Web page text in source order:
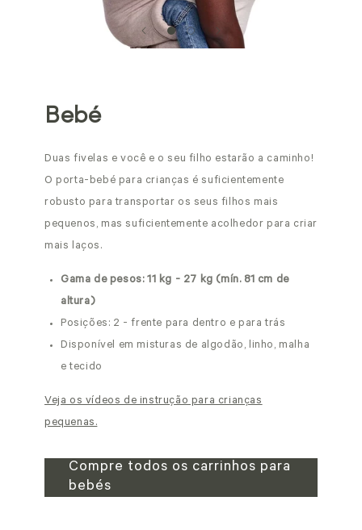
Bebé
Duas fivelas e você e o seu filho estarão a caminho!
O porta-bebé para crianças é suficientemente
robusto para transportar os seus filhos mais
pequenos, mas suficientemente acolhedor para criar
mais laços.
Gama de pesos: 11 kg - 27 kg (mín. 81 cm de
altura)
Posições: 2 - frente para dentro e para trás
Disponível em misturas de algodão, linho, malha
e tecido
Veja os vídeos de instrução para crianças
pequenas.
Compre todos os carrinhos para
bebés